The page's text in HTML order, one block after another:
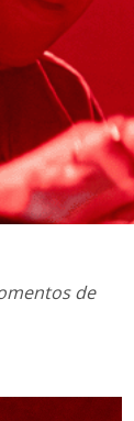
de